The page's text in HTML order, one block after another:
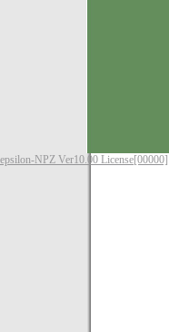
epsilon-NPZ Ver10.00 License[00000]